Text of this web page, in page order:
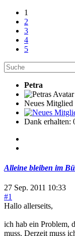
1
2
3
4
5
Petra
Neues Mitglied
Dank erhalten:
Alleine bleiben im
27 Sep. 2011 10:33
#1
Hallo allerseits,
ich hab ein Problem,
muss. Derzeit muss